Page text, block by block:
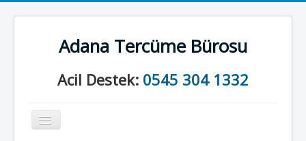
Adana Tercüme Bürosu
Acil Destek: 0545 304 1332
Gezinme
geçişini